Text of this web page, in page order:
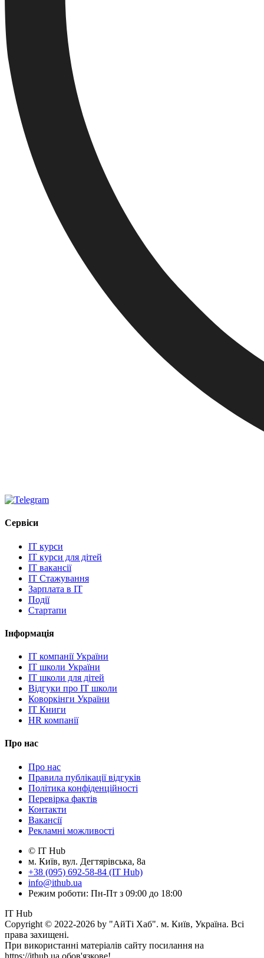
Сервіси
IT курси
IT курси для дітей
IT вакансії
IT Стажування
Зарплата в IT
Події
Стартапи
Інформація
IT компанії України
IT школи України
IT школи для дітей
Відгуки про IT школи
Коворкінги України
IT Книги
HR компанії
Про нас
Про нас
Правила публікації відгуків
Політика конфіденційності
Перевірка фактів
Контакти
Вакансії
Рекламні можливості
© IT Hub
м. Київ, вул. Дегтярівська, 8а
+38 (095) 692-58-84 (IT Hub)
info@ithub.ua
Режим роботи: Пн-Пт з 09:00 до 18:00
IT Hub
Copyright © 2022-2026 by "АйТі Хаб". м. Київ, Україна. Всі
права захищені.
При використанні матеріалів сайту посилання на
https://ithub.ua обов'язкове!